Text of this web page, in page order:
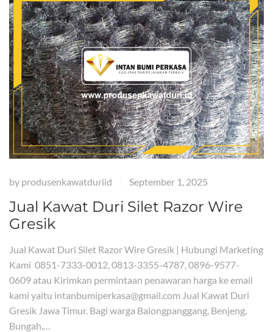
by produsenkawatduriid September 1, 2025
Jual Kawat Duri Silet Razor Wire
Gresik
Jual Kawat Duri Silet Razor Wire Gresik | Hubungi Marketing
Kami 0851-7333-0012, 0813-3355-4787, 0896-9577-
0609 atau Kirimkan permintaan penawaran harga ke email
kami yaitu intanbumiperkasa@gmail.com Jual Kawat Duri
Gresik Jawa Timur. Bagi warga Balongpanggang, Benjeng,
Bungah,…